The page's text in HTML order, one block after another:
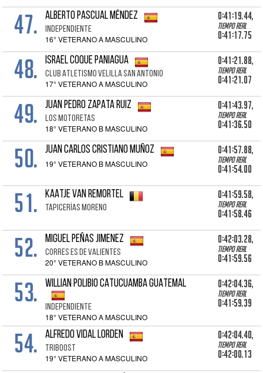
47. ALBERTO PASCUAL MÉNDEZ
INDEPENDIENTE
16° VETERANO A MASCULINO
0:41:19.44,
Tiempo real
0:41:17.75
48. ISRAEL COQUE PANIAGUA
CLUB ATLETISMO VELILLA SAN ANTONIO
17° VETERANO A MASCULINO
0:41:21.88,
Tiempo real
0:41:21.07
49. JUAN PEDRO ZAPATA RUIZ
LOS MOTORETAS
18° VETERANO B MASCULINO
0:41:43.97,
Tiempo real
0:41:36.50
50. JUAN CARLOS CRISTIANO MUÑOZ
19° VETERANO B MASCULINO
0:41:57.88,
Tiempo real
0:41:54.00
51. KAATJE VAN REMORTEL
TAPICERÍAS MORENO
0:41:59.58,
Tiempo real
0:41:58.46
52. MIGUEL PEÑAS JIMENEZ
CORRES ES DE VALIENTES
20° VETERANO B MASCULINO
0:42:03.28,
Tiempo real
0:41:59.56
53. WILLIAN POLIBIO CATUCUAMBA GUATEMAL
INDEPENDIENTE
18° VETERANO A MASCULINO
0:42:04.36,
Tiempo real
0:41:59.39
54. ALFREDO VIDAL LORDEN
TRIBOOST
19° VETERANO A MASCULINO
0:42:04.40,
Tiempo real
0:42:00.13